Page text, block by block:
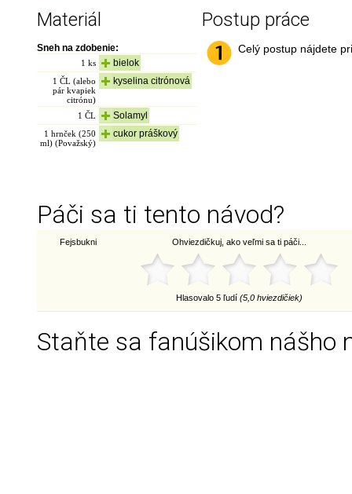
Materiál
Sneh na zdobenie:
1 ks bielok
1 ČL (alebo
pár kvapiek
citrónu)
kyselina citrónová
1 ČL Solamyl
1 hrnček (250
ml) (Považský)
cukor práškový
Postup práce
Celý postup nájdete
Páči sa ti tento návod?
Fejsbukni Ohviezdičkuj, ako veľmi sa ti páči...
Hlasovalo 5 ľudí (5,0 hviezdičiek)
Staňte sa fanúšikom nášho